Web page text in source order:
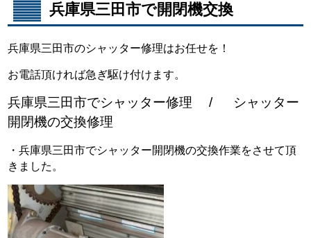
兵庫県三田市で開閉機交換
兵庫県三田市のシャッター修理はお任せを！
お電話頂ければ急ぎ駆け付けます。
兵庫県三田市でシャッター修理 / シャッター
開閉機の交換修理
・兵庫県三田市でシャッター開閉機の交換作業をさせて頂
きました。